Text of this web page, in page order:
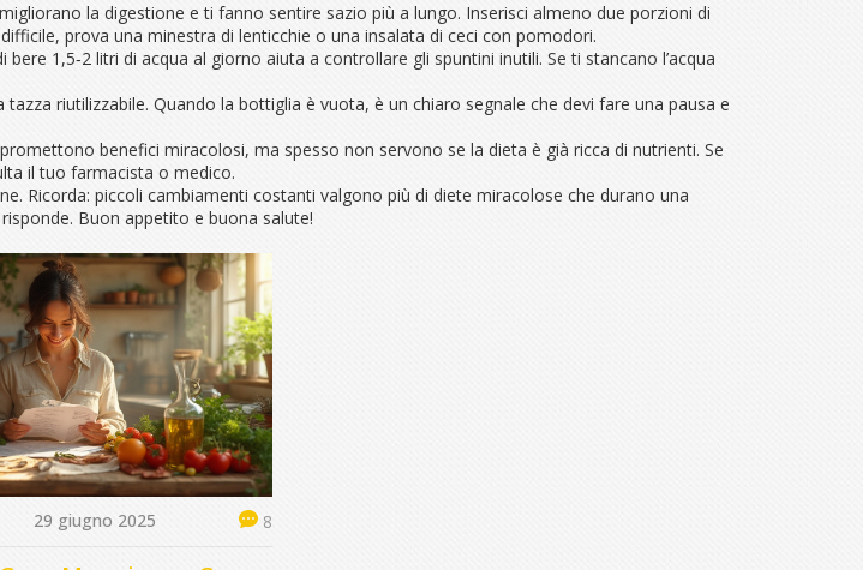
la digestione e ti fanno sentire sazio più a lungo. Inserisci almeno due porzioni di
prova una minestra di lenticchie o una insalata di ceci con pomodori.
1,5‑2 litri di acqua al giorno aiuta a controllare gli spuntini inutili. Se ti stancano l’acqua
riutilizzabile. Quando la bottiglia è vuota, è un chiaro segnale che devi fare una pausa e
benefici miracolosi, ma spesso non servono se la dieta è già ricca di nutrienti. Se
il tuo farmacista o medico.
Ricorda: piccoli cambiamenti costanti valgono più di diete miracolose che durano una
Buon appetito e buona salute!
29 giugno 2025 8